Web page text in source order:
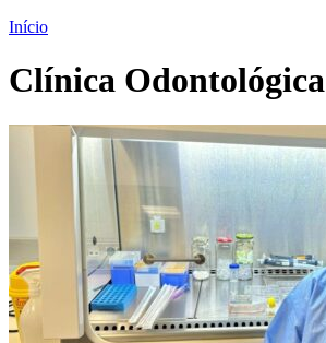
Início
Clínica Odontológica